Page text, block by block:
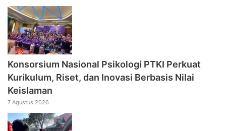
Konsorsium Nasional Psikologi PTKI Perkuat
Kurikulum, Riset, dan Inovasi Berbasis Nilai
Keislaman
7 Agustus 2026